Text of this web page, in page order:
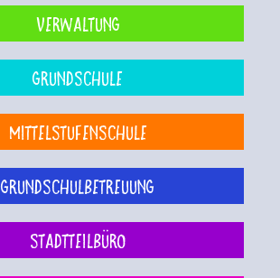
Verwaltung
Grundschule
Mittelstufenschule
Grundschulbetreuung
Stadtteilbüro